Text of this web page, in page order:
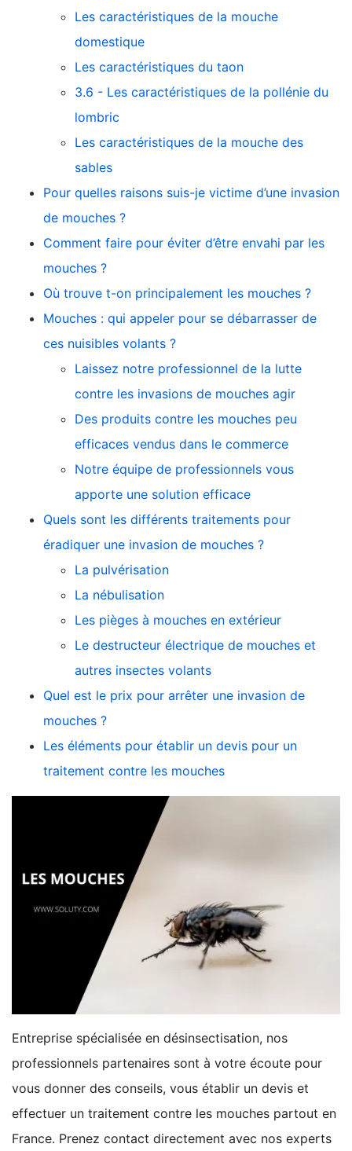
Les caractéristiques de la mouche
domestique
Les caractéristiques du taon
3.6 - Les caractéristiques de la pollénie du
lombric
Les caractéristiques de la mouche des
sables
Pour quelles raisons suis-je victime d’une invasion
de mouches ?
Comment faire pour éviter d’être envahi par les
mouches ?
Où trouve t-on principalement les mouches ?
Mouches : qui appeler pour se débarrasser de
ces nuisibles volants ?
Laissez notre professionnel de la lutte
contre les invasions de mouches agir
Des produits contre les mouches peu
efficaces vendus dans le commerce
Notre équipe de professionnels vous
apporte une solution efficace
Quels sont les différents traitements pour
éradiquer une invasion de mouches ?
La pulvérisation
La nébulisation
Les pièges à mouches en extérieur
Le destructeur électrique de mouches et
autres insectes volants
Quel est le prix pour arrêter une invasion de
mouches ?
Les éléments pour établir un devis pour un
traitement contre les mouches
Entreprise spécialisée en désinsectisation, nos
professionnels partenaires sont à votre écoute pour
vous donner des conseils, vous établir un devis et
effectuer un traitement contre les mouches partout en
France. Prenez contact directement avec nos experts